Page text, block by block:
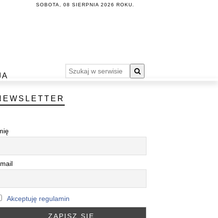
SOBOTA, 08 SIERPNIA 2026 ROKU.
Akceptuję regulamin